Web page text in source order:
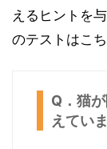
えるヒントを
のテストはこち
Q．猫
えてい